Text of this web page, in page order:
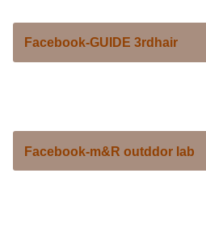
Facebook-GUIDE 3rdhair
Facebook-m&R outddor lab